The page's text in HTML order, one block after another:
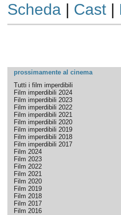
Scheda| Cast|
prossimamente al cinema
Tutti i film imperdibili
Film imperdibili 2024
Film imperdibili 2023
Film imperdibili 2022
Film imperdibili 2021
Film imperdibili 2020
Film imperdibili 2019
Film imperdibili 2018
Film imperdibili 2017
Film 2024
Film 2023
Film 2022
Film 2021
Film 2020
Film 2019
Film 2018
Film 2017
Film 2016